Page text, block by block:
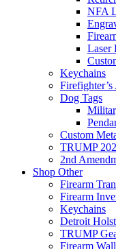
NFA
Laser
Keychains
Firefighter’s
Dog Tags
Custom
TRUMP
2nd
Shop Other
Firearm
Firearm
Keychains
Detroit
TRUMP
Firearm